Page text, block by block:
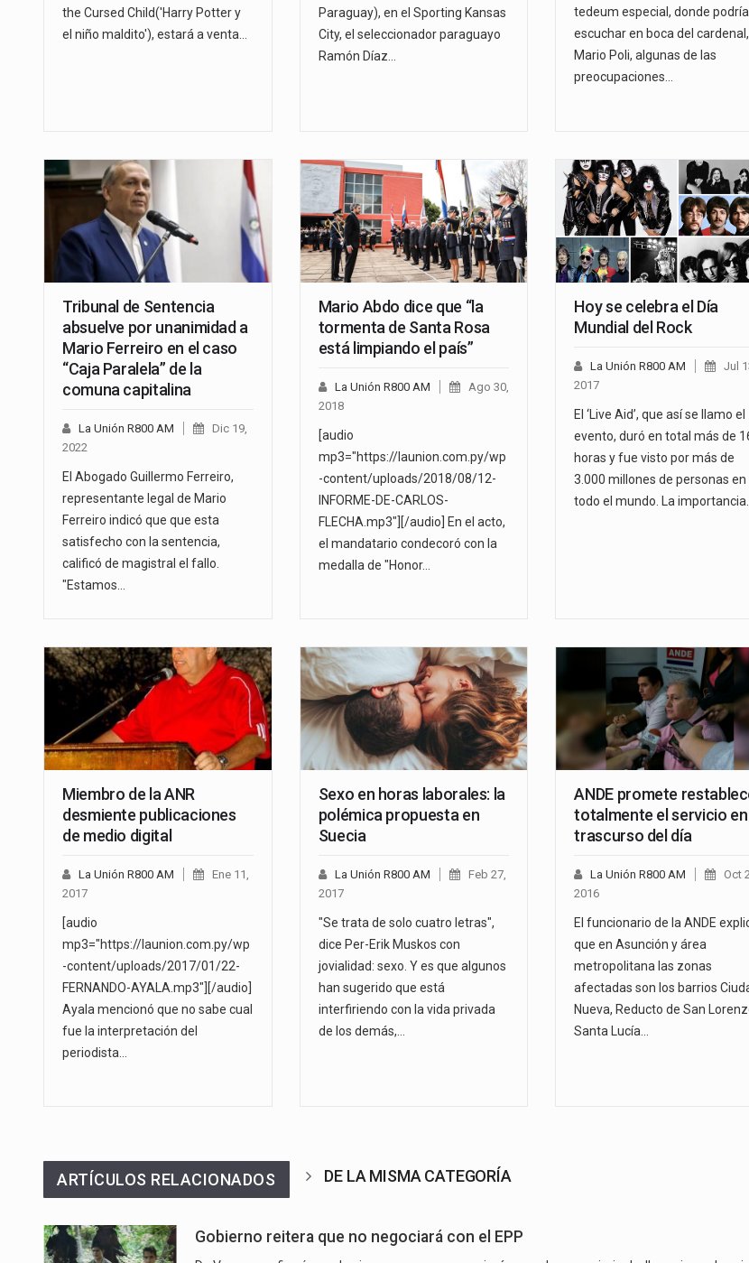
the Cursed Child('Harry Potter y
el niño maldito'), estará a venta…
Paraguay), en el Sporting Kansas
City, el seleccionador paraguayo
Ramón Díaz…
tedeum especial, donde podría
escuchar en boca del cardenal,
Mario Poli, algunas de las
preocupaciones…
Tribunal de Sentencia
absuelve por unanimidad a
Mario Ferreiro en el caso
“Caja Paralela” de la
comuna capitalina
La Unión R800 AM
Dic 19,
2022
El Abogado Guillermo Ferreiro,
representante legal de Mario
Ferreiro indicó que que esta
satisfecho con la sentencia,
calificó de magistral el fallo.
"Estamos…
Mario Abdo dice que “la
tormenta de Santa Rosa
está limpiando el país”
La Unión R800 AM
Ago 30,
2018
[audio
mp3="https://launion.com.py/wp
-content/uploads/2018/08/12-
INFORME-DE-CARLOS-
FLECHA.mp3"][/audio] En el acto,
el mandatario condecoró con la
medalla de "Honor…
Hoy se celebra el Día
Mundial del Rock
La Unión R800 AM
Jul
2017
El ‘Live Aid’, que así se llamo el
evento, duró en total más de
horas y fue visto por más de
3.000 millones de personas en
todo el mundo. La
Miembro de la ANR
desmiente publicaciones
de medio digital
La Unión R800 AM
Ene 11,
2017
[audio
mp3="https://launion.com.py/wp
-content/uploads/2017/01/22-
FERNANDO-AYALA.mp3"][/audio]
Ayala mencionó que no sabe cual
fue la interpretación del
periodista…
Sexo en horas laborales: la
polémica propuesta en
Suecia
La Unión R800 AM
Feb 27,
2017
"Se trata de solo cuatro letras",
dice Per-Erik Muskos con
jovialidad: sexo. Y es que algunos
han sugerido que está
interfiriendo con la vida privada
de los demás,…
ANDE promete
totalmente el servicio en
trascurso del día
La Unión R800 AM
Oct
2016
El funcionario de la ANDE
que en Asunción y área
metropolitana las zonas
afectadas son los barrios
Nueva, Reducto de San
Santa Lucía…
ARTÍCULOS RELACIONADOS DE LA MISMA CATEGORÍA
Gobierno reitera que no negociará con el EPP